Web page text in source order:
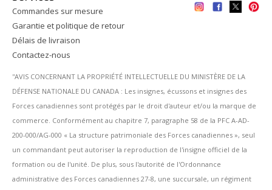
Commandes sur mesure
Garantie et politique de retour
Délais de livraison
Contactez-nous
''AVIS CONCERNANT LA PROPRIÉTÉ INTELLECTUELLE DU MINISTÈRE DE LA
DÉFENSE NATIONALE DU CANADA : Les insignes, écussons et insignes des
Forces canadiennes sont protégés par le droit d'auteur et/ou la marque de
commerce. Conformément au chapitre 7, paragraphe 58 de la PFC A-AD-
200-000/AG-000 « La structure patrimoniale des Forces canadiennes », seul
un commandant peut autoriser la reproduction de l'insigne officiel de la
formation ou de l'unité. De plus, sous l'autorité de l'Ordonnance
administrative des Forces canadiennes 27-8, une succursale, un régiment